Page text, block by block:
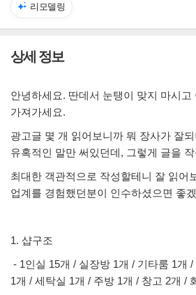
리모델링
상세 정보
안녕하세요. 딴데서 눈탱이 맞지 마시고
가져가세요.
광고글 몇 개 읽어보니까 뭐 장사가 잘
유혹적인 말만 써있던데, 그렇게 글을
최대한 객관적으로 작성할테니 잘 읽어
업계를 경험했던분이 인수하셨으면 좋
1. 샵구조
- 1인실 15개 / 실장방 1개 / 기타룸 1개
1개 / 세탁실 1개 / 주방 1개 / 창고 2개 /